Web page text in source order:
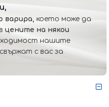
варира, което може да
цените на някои
нашите
с вас за